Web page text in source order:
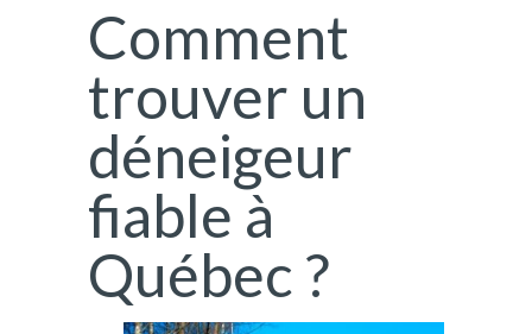
Comment
trouver un
déneigeur
fiable à
Québec ?